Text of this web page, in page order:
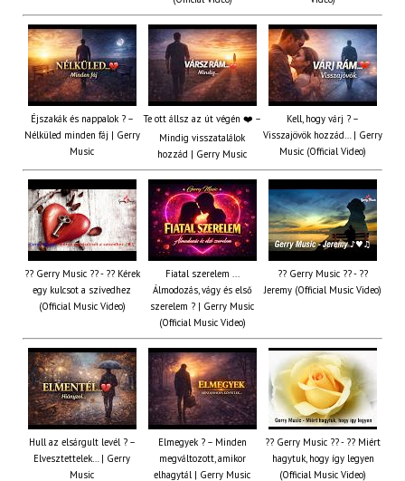
Éjszakák és nappalok ? –
Nélküled minden fáj | Gerry
Music
Te ott állsz az út végén ❤️ –
Mindig visszatalálok
hozzád | Gerry Music
Kell, hogy várj ? –
Visszajövök hozzád… | Gerry
Music (Official Video)
?? Gerry Music ?? - ?? Kérek
egy kulcsot a szívedhez
(Official Music Video)
Fiatal szerelem ...
Álmodozás, vágy és első
szerelem ? | Gerry Music
(Official Music Video)
?? Gerry Music ?? - ??
Jeremy (Official Music Video)
Hull az elsárgult levél ? –
Elvesztettelek… | Gerry
Music
Elmegyek ? – Minden
megváltozott, amikor
elhagytál | Gerry Music
?? Gerry Music ?? - ?? Miért
hagytuk, hogy így legyen
(Official Music Video)